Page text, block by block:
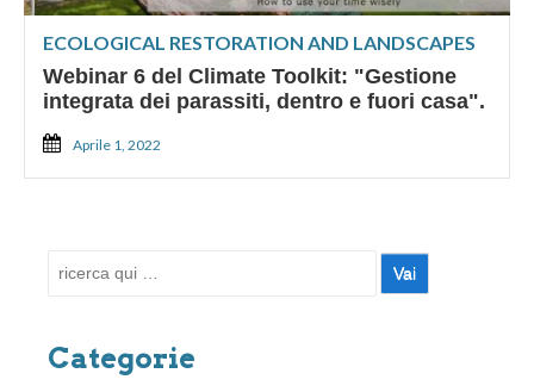
ECOLOGICAL RESTORATION AND LANDSCAPES
Webinar 6 del Climate Toolkit: "Gestione
integrata dei parassiti, dentro e fuori casa".
Aprile 1, 2022
Cerca:
Categorie